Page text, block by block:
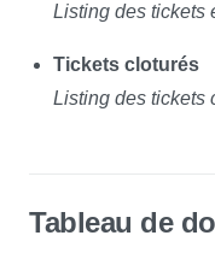
Listing des tickets
Tickets cloturés
Listing des tickets
Tableau de